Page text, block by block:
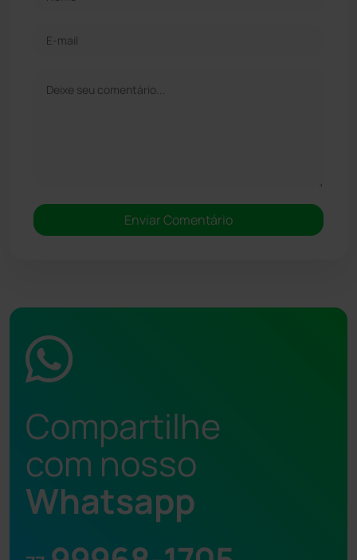
Compartilhe
com nosso
Whatsapp